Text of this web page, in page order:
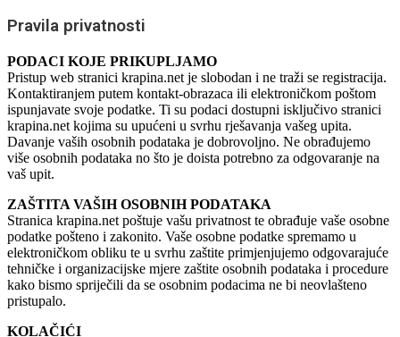
Pravila privatnosti
PODACI KOJE PRIKUPLJAMO
Pristup web stranici krapina.net je slobodan i ne traži se registracija.
Kontaktiranjem putem kontakt-obrazaca ili elektroničkom poštom
ispunjavate svoje podatke. Ti su podaci dostupni isključivo stranici
krapina.net kojima su upućeni u svrhu rješavanja vašeg upita.
Davanje vaših osobnih podataka je dobrovoljno. Ne obrađujemo
više osobnih podataka no što je doista potrebno za odgovaranje na
vaš upit.
ZAŠTITA VAŠIH OSOBNIH PODATAKA
Stranica krapina.net poštuje vašu privatnost te obrađuje vaše osobne
podatke pošteno i zakonito. Vaše osobne podatke spremamo u
elektroničkom obliku te u svrhu zaštite primjenjujemo odgovarajuće
tehničke i organizacijske mjere zaštite osobnih podataka i procedure
kako bismo spriječili da se osobnim podacima ne bi neovlašteno
pristupalo.
KOLAČIĆI